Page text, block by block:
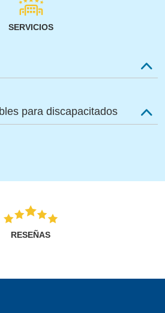
SERVICIOS
para discapacitados
RESEÑAS